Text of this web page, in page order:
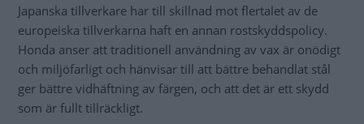
Japanska tillverkare har till skillnad mot flertalet av de
europeiska tillverkarna haft en annan rostskyddspolicy.
Honda anser att traditionell användning av vax är onödigt
och miljöfarligt och hänvisar till att bättre behandlat stål
ger bättre vidhäftning av färgen, och att det är ett skydd
som är fullt tillräckligt.